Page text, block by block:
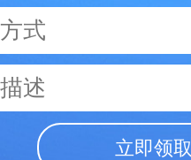
立即领取